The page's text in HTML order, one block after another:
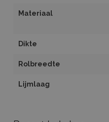
Materiaal
Dikte
Rolbreedte
Lijmlaag